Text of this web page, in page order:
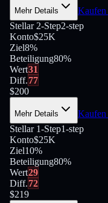
Mehr Details Kaufen
Stellar 2-Step2-step
Konto$25K
Ziel8%
Beteiligung80%
Wert31
Diff.77
$200
Mehr Details Kaufen
Stellar 1-Step1-step
Konto$25K
Ziel10%
Beteiligung80%
Wert29
Diff.72
$219